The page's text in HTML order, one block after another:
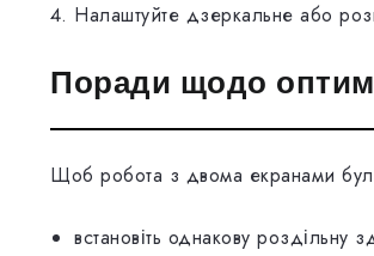
Налаштуйте дзеркальне або
Поради щодо
Щоб робота з двома екранами
встановіть однакову роздільну